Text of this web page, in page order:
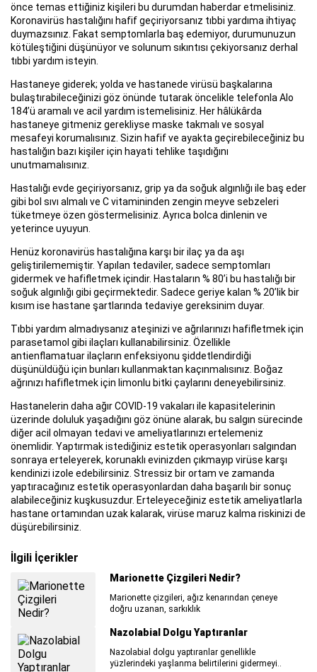
önce temas ettiğiniz kişileri bu durumdan haberdar etmelisiniz.
Koronavirüs hastalığını hafif geçiriyorsanız tıbbi yardıma ihtiyaç
duymazsınız. Fakat semptomlarla baş edemiyor, durumunuzun
kötüleştiğini düşünüyor ve solunum sıkıntısı çekiyorsanız derhal
tıbbi yardım isteyin.
Hastaneye giderek; yolda ve hastanede virüsü başkalarına
bulaştırabileceğinizi göz önünde tutarak öncelikle telefonla Alo
184’ü aramalı ve acil yardım istemelisiniz. Her hâlükârda
hastaneye gitmeniz gerekliyse maske takmalı ve sosyal
mesafeyi korumalısınız. Sizin hafif ve ayakta geçirebileceğiniz bu
hastalığın bazı kişiler için hayati tehlike taşıdığını
unutmamalısınız.
Hastalığı evde geçiriyorsanız, grip ya da soğuk algınlığı ile baş eder
gibi bol sıvı almalı ve C vitamininden zengin meyve sebzeleri
tüketmeye özen göstermelisiniz. Ayrıca bolca dinlenin ve
yeterince uyuyun.
Henüz koronavirüs hastalığına karşı bir ilaç ya da aşı
geliştirilememiştir. Yapılan tedaviler, sadece semptomları
gidermek ve hafifletmek içindir. Hastaların % 80’i bu hastalığı bir
soğuk algınlığı gibi geçirmektedir. Sadece geriye kalan % 20’lik bir
kısım ise hastane şartlarında tedaviye gereksinim duyar.
Tıbbi yardım almadıysanız ateşinizi ve ağrılarınızı hafifletmek için
parasetamol gibi ilaçları kullanabilirsiniz. Özellikle
antienflamatuar ilaçların enfeksiyonu şiddetlendirdiği
düşünüldüğü için bunları kullanmaktan kaçınmalısınız. Boğaz
ağrınızı hafifletmek için limonlu bitki çaylarını deneyebilirsiniz.
Hastanelerin daha ağır COVID-19 vakaları ile kapasitelerinin
üzerinde doluluk yaşadığını göz önüne alarak, bu salgın sürecinde
diğer acil olmayan tedavi ve ameliyatlarınızı ertelemeniz
önemlidir. Yaptırmak istediğiniz estetik operasyonları salgından
sonraya erteleyerek, korunaklı evinizden çıkmayıp virüse karşı
kendinizi izole edebilirsiniz. Stressiz bir ortam ve zamanda
yaptıracağınız estetik operasyonlardan daha başarılı bir sonuç
alabileceğiniz kuşkusuzdur. Erteleyeceğiniz estetik ameliyatlarla
hastane ortamından uzak kalarak, virüse maruz kalma riskinizi de
düşürebilirsiniz.
İlgili İçerikler
Marionette Çizgileri Nedir?
Marionette çizgileri, ağız kenarından çeneye
doğru uzanan, sarkıklık
Nazolabial Dolgu Yaptıranlar
Nazolabial dolgu yaptıranlar genellikle
yüzlerindeki yaşlanma belirtilerini gidermeyi..